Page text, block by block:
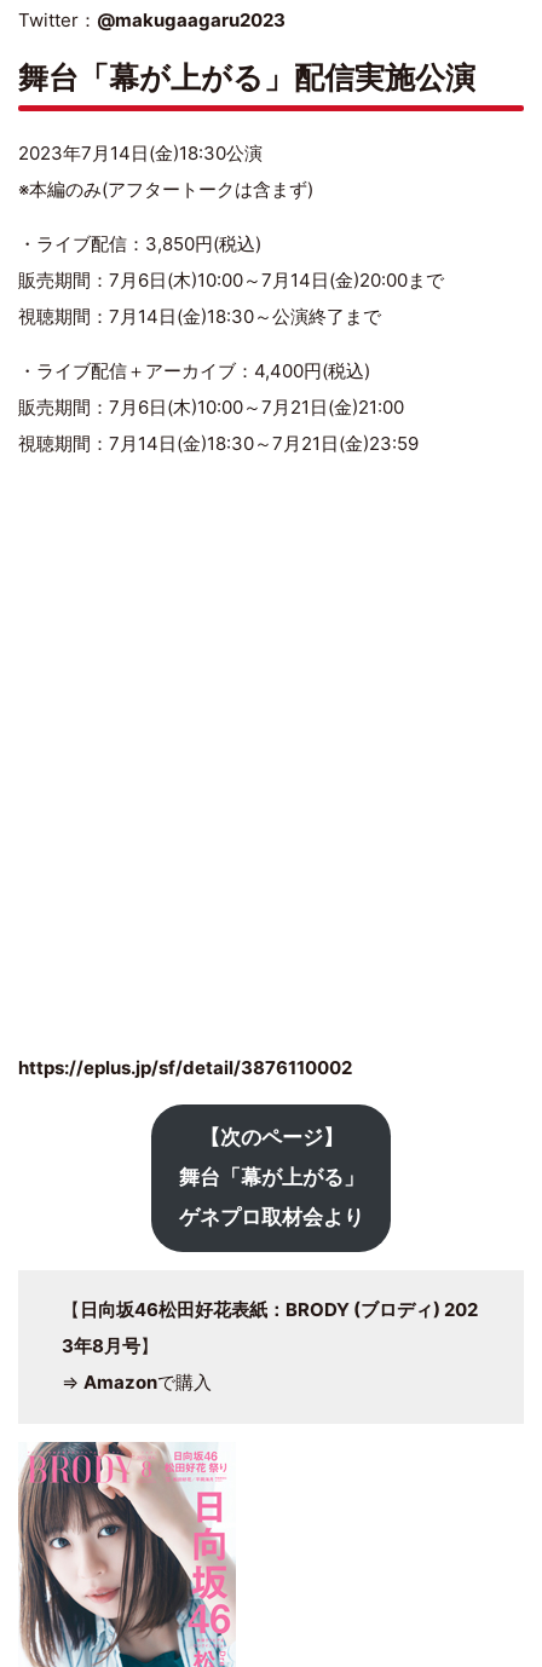
Twitter： @makugaagaru2023
舞台「幕が上がる」配信実施公演
2023年7月14日(金)18:30公演
※本編のみ(アフタートークは含まず)
・ライブ配信：3,850円(税込)
販売期間：7月6日(木)10:00～7月14日(金)20:00まで
視聴期間：7月14日(金)18:30～公演終了まで
・ライブ配信＋アーカイブ：4,400円(税込)
販売期間：7月6日(木)10:00～7月21日(金)21:00
視聴期間：7月14日(金)18:30～7月21日(金)23:59
https://eplus.jp/sf/detail/3876110002
【次のページ】
舞台「幕が上がる」
ゲネプロ取材会より
【 日向坂46松田好花表紙：BRODY (ブロディ) 202
3年8月号】
⇒ Amazonで購入